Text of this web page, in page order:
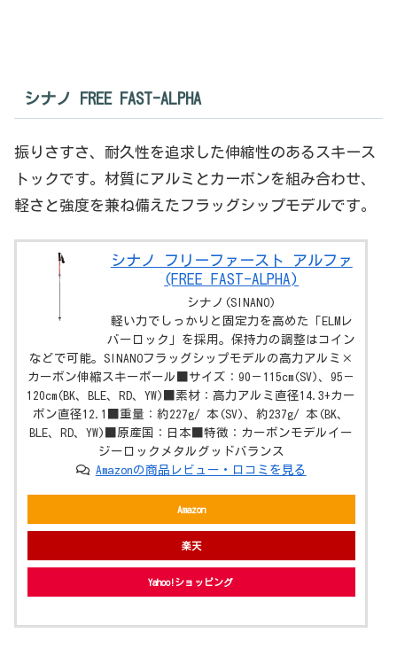
シナノ FREE FAST-ALPHA
振りさすさ、耐久性を追求した伸縮性のあるスキース
トックです。材質にアルミとカーボンを組み合わせ、
軽さと強度を兼ね備えたフラッグシップモデルです。
シナノ フリーファースト アルファ
(FREE FAST-ALPHA)
シナノ(SINANO)
軽い力でしっかりと固定力を高めた「ELMレ
バーロック」を採用。保持力の調整はコイン
などで可能。SINANOフラッグシップモデルの高力アルミ×
カーボン伸縮スキーポール■サイズ：90－115cm(SV)、95－
120cm(BK、BLE、RD、YW)■素材：高力アルミ直径14.3+カー
ボン直径12.1■重量：約227g/ 本(SV)、約237g/ 本(BK、
BLE、RD、YW)■原産国：日本■特徴：カーボンモデルイー
ジーロックメタルグッドバランス
Amazonの商品レビュー・口コミを見る
Amazon
楽天
Yahoo!ショッピング